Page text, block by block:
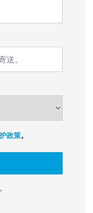
政策。